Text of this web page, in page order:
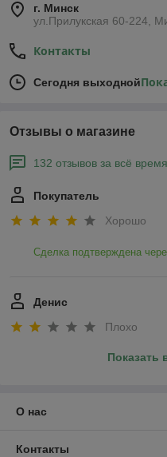
г. Минск
ул.Прилукская 60-224,
Контакты
Сегодня выходной
Отзывы о магазине
132 отзывов за всё время
Покупатель
Хорошо
Сделка подтверждена
Денис
Плохо
Показать
О нас
Контакты